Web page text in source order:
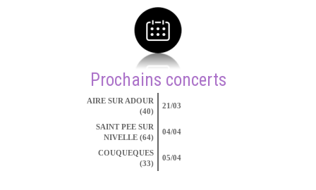
Prochains concerts
AIRE SUR ADOUR
(40)
21/03
SAINT PEE SUR
NIVELLE (64)
04/04
COUQUEQUES
(33)
05/04